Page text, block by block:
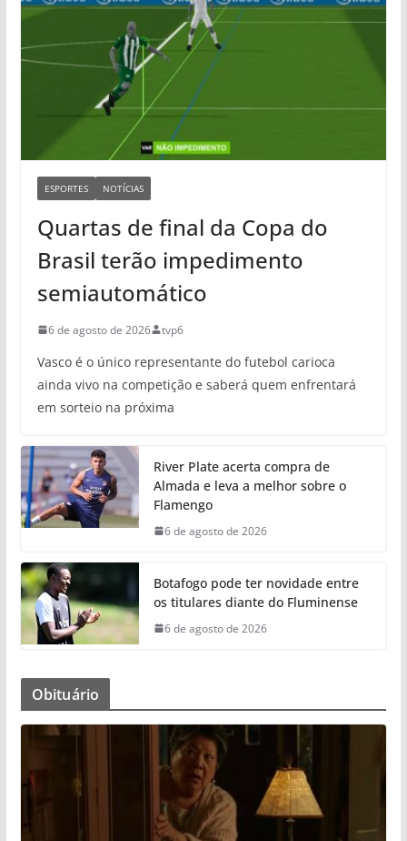
ESPORTES NOTÍCIAS
Quartas de final da Copa do
Brasil terão impedimento
semiautomático
6 de agosto de 2026 tvp6
Vasco é o único representante do futebol carioca
ainda vivo na competição e saberá quem enfrentará
em sorteio na próxima
River Plate acerta compra de
Almada e leva a melhor sobre o
Flamengo
6 de agosto de 2026
Botafogo pode ter novidade entre
os titulares diante do Fluminense
6 de agosto de 2026
Obituário